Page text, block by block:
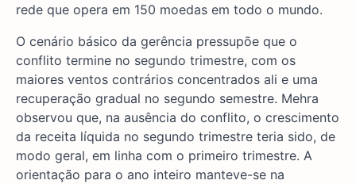
rede que opera em 150 moedas em todo o mundo.
O cenário básico da gerência pressupõe que o
conflito termine no segundo trimestre, com os
maiores ventos contrários concentrados ali e uma
recuperação gradual no segundo semestre. Mehra
observou que, na ausência do conflito, o crescimento
da receita líquida no segundo trimestre teria sido, de
modo geral, em linha com o primeiro trimestre. A
orientação para o ano inteiro manteve-se na